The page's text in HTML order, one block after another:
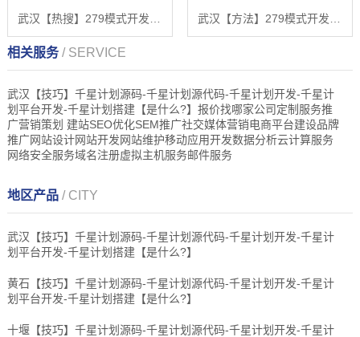
相关服务/ SERVICE
武汉【技巧】千星计划源码-千星计划源代码-千星计划开发-千星计
划平台开发-千星计划搭建【是什么?】报价找哪家公司定制服务推
广营销策划 建站SEO优化SEM推广社交媒体营销电商平台建设品牌
推广网站设计网站开发网站维护移动应用开发数据分析云计算服务
网络安全服务域名注册虚拟主机服务邮件服务
地区产品 / CITY
武汉【技巧】千星计划源码-千星计划源代码-千星计划开发-千星计
划平台开发-千星计划搭建【是什么?】
黄石【技巧】千星计划源码-千星计划源代码-千星计划开发-千星计
划平台开发-千星计划搭建【是什么?】
十堰【技巧】千星计划源码-千星计划源代码-千星计划开发-千星计